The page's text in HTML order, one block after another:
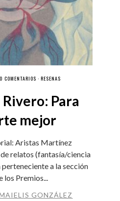
0 COMENTARIOS · RESEÑAS
Para
mejor
Aristas Martínez
relatos (fantasía/ciencia
a la sección
Premios...
GONZÁLEZ